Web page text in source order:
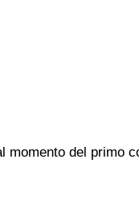
momento del primo